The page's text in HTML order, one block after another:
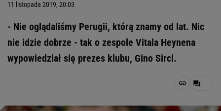
11 listopada 2019, 20:03
- Nie oglądaliśmy Perugii, którą znamy od lat. Nic
nie idzie dobrze - tak o zespole Vitala Heynena
wypowiedział się prezes klubu, Gino Sirci.